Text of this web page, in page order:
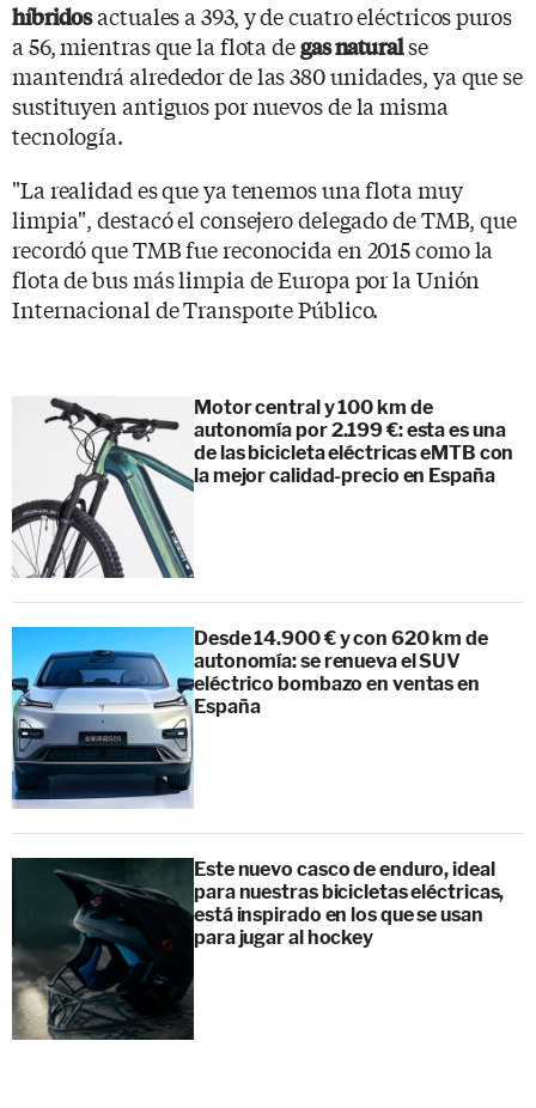
híbridosactuales a 393, y de cuatro eléctricos puros
a 56, mientras que la flota degas naturalse
mantendrá alrededor de las 380 unidades, ya que se
sustituyen antiguos por nuevos de la misma
tecnología.
"La realidad es que ya tenemos una flota muy
limpia", destacó el consejero delegado de TMB, que
recordó que TMB fue reconocida en 2015 como la
flota de bus más limpia de Europa por la Unión
Internacional de Transporte Público.
Motor central y 100 km de
autonomía por 2.199 €: esta es una
de las bicicleta eléctricas eMTB con
la mejor calidad-precio en España
Desde 14.900 € y con 620 km de
autonomía: se renueva el SUV
eléctrico bombazo en ventas en
España
Este nuevo casco de enduro, ideal
para nuestras bicicletas eléctricas,
está inspirado en los que se usan
para jugar al hockey